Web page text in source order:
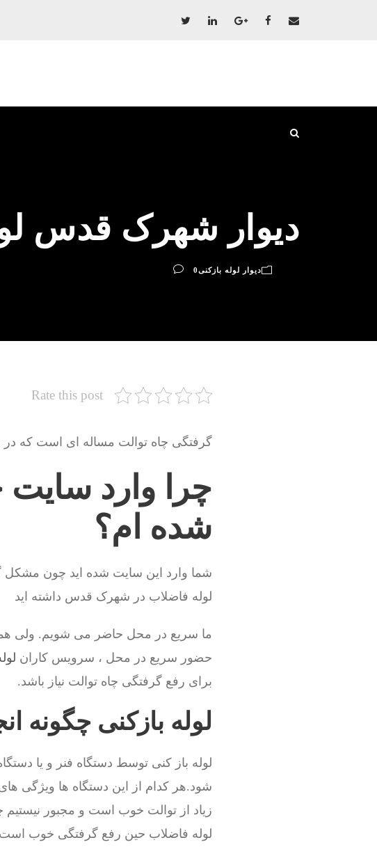
دیوار شهرک قدس
دیوار لوله بازکنی0
Rate this post
گرفتگی چاه توالت مساله ای است که
چرا وارد
شده ام؟
شما وارد این سایت شده اید چون مشکل
لوله فاضلاب در شهرک قدس داشته اید
ما سریع در محل حاضر می شویم. ولی
حضور سریع در محل ، سرویس کاران
برای رفع گرفتگی چاه توالت نیاز باشد.
لوله بازکنی چگونه
لوله باز کنی توسط دستگاه فنر و یا
شود.هر کدام از این دستگاه ها ویژگی
زیاد از توالت خوب است و مجبور نیستیم
لوله فاضلاب حین رفع گرفتگی خوب